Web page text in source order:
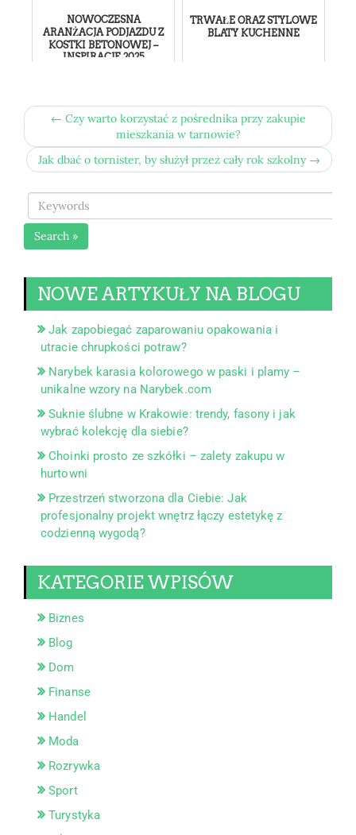
NOWOCZESNA
ARANŻACJA PODJAZDU Z
KOSTKI BETONOWEJ –
INSPIRACJE 2025
TRWAŁE ORAZ STYLOWE
BLATY KUCHENNE
← Czy warto korzystać z pośrednika przy zakupie
mieszkania w tarnowie?
Jak dbać o tornister, by służył przez cały rok szkolny →
Search »
NOWE ARTYKUŁY NA BLOGU
Jak zapobiegać zaparowaniu opakowania i
utracie chrupkości potraw?
Narybek karasia kolorowego w paski i plamy –
unikalne wzory na Narybek.com
Suknie ślubne w Krakowie: trendy, fasony i jak
wybrać kolekcję dla siebie?
Choinki prosto ze szkółki – zalety zakupu w
hurtowni
Przestrzeń stworzona dla Ciebie: Jak
profesjonalny projekt wnętrz łączy estetykę z
codzienną wygodą?
KATEGORIE WPISÓW
Biznes
Blog
Dom
Finanse
Handel
Moda
Rozrywka
Sport
Turystyka